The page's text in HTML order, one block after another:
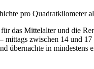
pro Quadratkilometer
das Mittelalter und die
mittags zwischen 14 und
übernachte in